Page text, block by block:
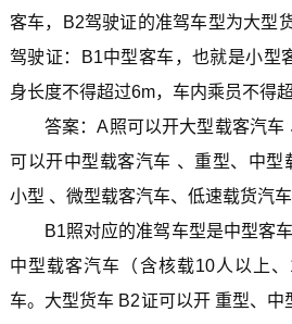
客车，B2驾驶证的准驾车型为大型
驾驶证：B1中型客车，也就是小型
身长度不得超过6m，车内乘员不得超
答案：A照可以开大型载客汽车
可以开中型载客汽车 、重型、中型
小型 、微型载客汽车、低速载货汽车
B1照对应的准驾车型是中型客
中型载客汽车（含核载10人以上
车。大型货车 B2证可以开 重型、中